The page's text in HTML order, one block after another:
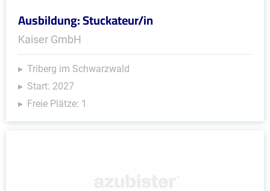
Ausbildung: Stuckateur/in
Kaiser GmbH
Triberg im Schwarzwald
Start: 2027
Freie Plätze: 1